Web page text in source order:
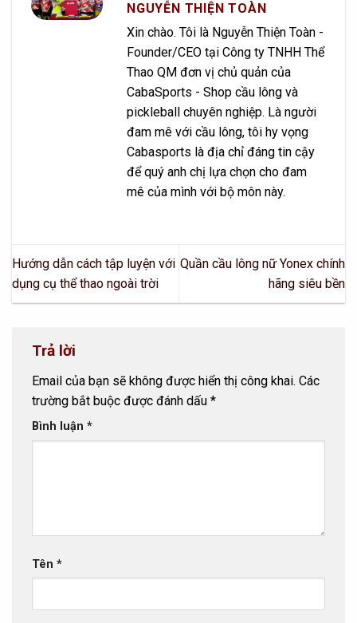
NGUYỄN THIỆN TOÀN
Xin chào. Tôi là Nguyễn Thiện Toàn -
Founder/CEO tại Công ty TNHH Thể
Thao QM đơn vị chủ quản của
CabaSports - Shop cầu lông và
pickleball chuyên nghiệp. Là người
đam mê với cầu lông, tôi hy vọng
Cabasports là địa chỉ đáng tin cậy
để quý anh chị lựa chọn cho đam
mê của mình với bộ môn này.
Hướng dẫn cách tập luyện với
dụng cụ thể thao ngoài trời
Quần cầu lông nữ Yonex chính
hãng siêu bền
Trả lời
Email của bạn sẽ không được hiển thị công khai. Các
trường bắt buộc được đánh dấu *
Bình luận *
Tên *